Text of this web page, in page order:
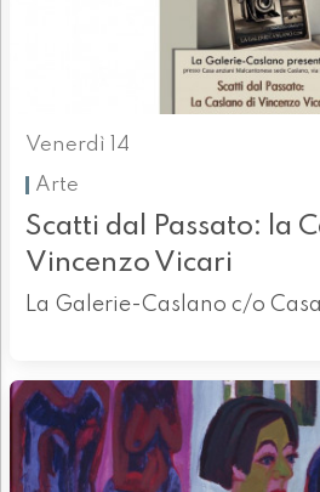
Venerdì 14
Arte
Scatti dal Passato: la
Vincenzo Vicari
La Galerie-Caslano c/o